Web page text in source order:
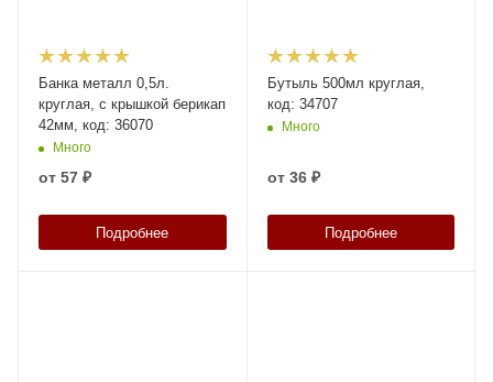
Банка металл 0,5л.
круглая, с крышкой берикап
42мм, код: 36070
Много
от 57 ₽
Подробнее
Бутыль 500мл круглая,
код: 34707
Много
от 36 ₽
Подробнее